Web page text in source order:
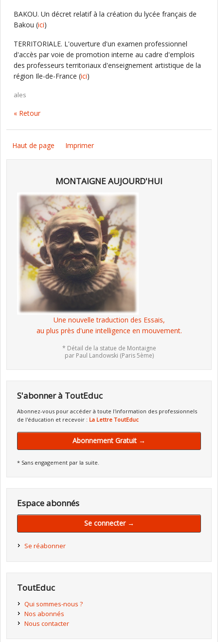
BAKOU. Un décret relatif à la création du lycée français de
Bakou (ici)
TERRITORIALE. L'ouverture d'un examen professionnel
d'accès par voie de promotion interne au cadre d'emplois
des professeurs territoriaux d'enseignement artistique de la
région Ile-de-France (ici)
ales
« Retour
Haut de page Imprimer
MONTAIGNE AUJOURD'HUI
Une nouvelle traduction des Essais,
au plus près d'une intelligence en mouvement.
* Détail de la statue de Montaigne
par Paul Landowski (Paris 5ème)
S'abonner à ToutEduc
Abonnez-vous pour accéder à toute l'information des professionnels
de l'éducation et recevoir : La Lettre ToutEduc
Abonnement Gratuit →
* Sans engagement par la suite.
Espace abonnés
Se connecter →
Se réabonner
ToutEduc
Qui sommes-nous ?
Nos abonnés
Nous contacter